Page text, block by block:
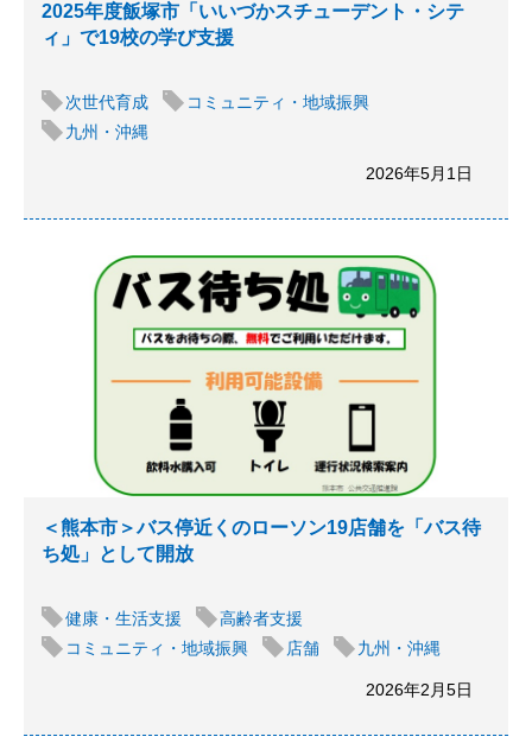
2025年度飯塚市「いいづかスチューデント・シテ
ィ」で19校の学び支援
次世代育成
コミュニティ・地域振興
九州・沖縄
2026年5月1日
＜熊本市＞バス停近くのローソン19店舗を「バス待
ち処」として開放
健康・生活支援
高齢者支援
コミュニティ・地域振興
店舗 九州・沖縄
2026年2月5日